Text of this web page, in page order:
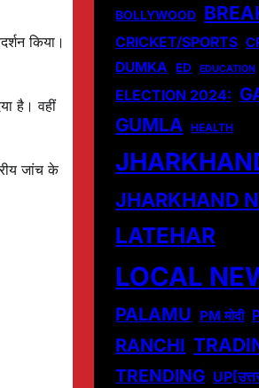
किया।
है। वहीं
जांच के
BOLLYWOOD
CRICKET/SPORTS
DUMKA ED EDUCATION
ELECTION 2024:
GUMLA HEALTH
JHARKHAND
LATEHAR
LOCAL
PALAMU PM मोदी
RANCHI
TRENDING